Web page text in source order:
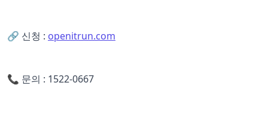
🔗 신청 : openitrun.com
📞 문의 : 1522-0667